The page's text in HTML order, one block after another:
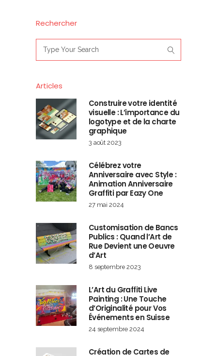
Rechercher
for:
Articles
Construire votre identité
visuelle : L’importance du
logotype et de la charte
graphique
3 août 2023
Célébrez votre
Anniversaire avec Style :
Animation Anniversaire
Graffiti par Eazy One
27 mai 2024
Customisation de Bancs
Publics : Quand l’Art de
Rue Devient une Oeuvre
d’Art
8 septembre 2023
L’Art du Graffiti Live
Painting : Une Touche
d’Originalité pour Vos
Événements en Suisse
24 septembre 2024
Création de Cartes de